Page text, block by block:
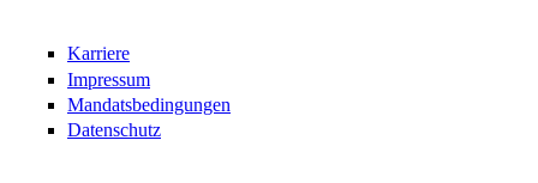
Karriere
Impressum
Mandatsbedingungen
Datenschutz